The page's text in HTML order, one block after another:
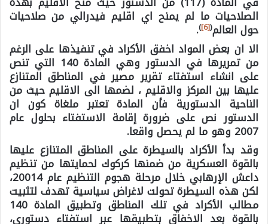
الصلاحيات ما لم يمنح اي اقليم فيدرالي من صلاحيات
حول العالم(
[6]
)
.
الا ان بعض المواد اخفق الأكراد في تنفيذها على الرغم
من تمريرها في الدستور وهي المادة 140 التي تنص
على انشاء استفتاء تقرير مصير في المناطق المتنازع
عليها بين المركز والاقليم ، لضمها الى الاقليم حيث من
الناحية الدستورية فأن المادة تعتبر ملغاة كون ان
الدستور نص على ضرورة إقامة الاستفتاء بحلول عام
2007 وهو ما لم يحصل واقعا.
وقد بدأ الأكراد بالسيطرة على المناطق المتنازع عليها
بالقوة العسكرية من ضمنها كركوك لحمايتها من تنظيم
داعش الإرهابي خلال مرحلة هجوم التنظيم عام 20014،
لكن هذه السيطرة تحولت لاغراض سياسية تهدف لتثبيت
مطالب الأكراد في تلك المناطق وتطبيق المادة 140
بالقوة بعد الاخفاق بتطبيقها عبر استفتاء دستوري،